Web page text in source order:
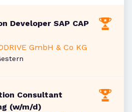
Developer SAP CAP
GmbH & Co KG
Consultant
(w/m/d)